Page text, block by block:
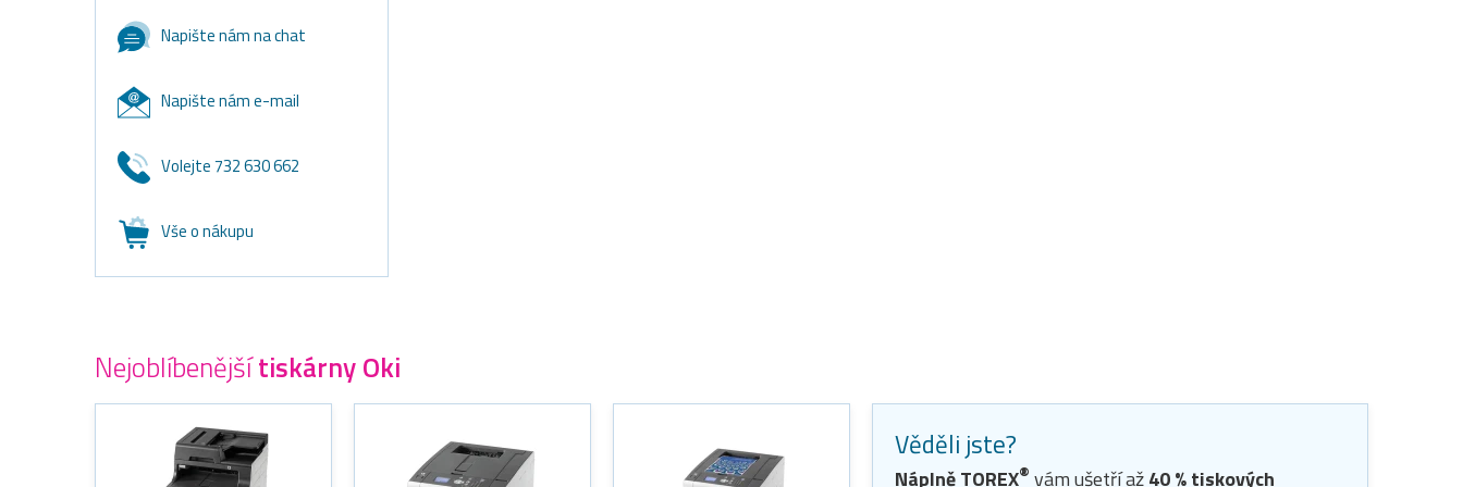
Napište nám na chat
Napište nám e-mail
Volejte 732 630 662
Vše o nákupu
Nejoblíbenějšítiskárny Oki
Věděli jste?
Náplně TOREX® vám ušetří až40% tiskových